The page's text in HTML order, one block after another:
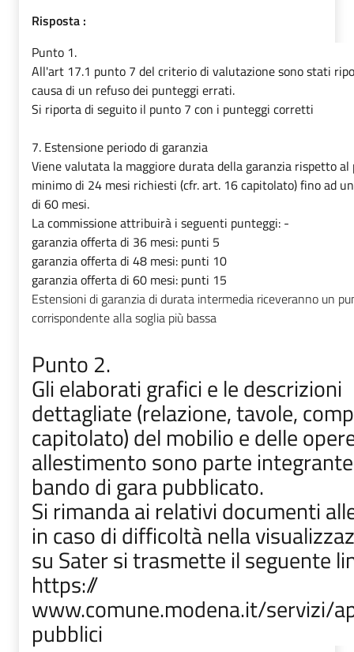
Risposta :
Punto 1.
All'art 17.1 punto 7 del criterio di valutazione sono stati
causa di un refuso dei punteggi errati.
Si riporta di seguito il punto 7 con i punteggi corretti
7. Estensione periodo di garanzia
Viene valutata la maggiore durata della garanzia rispetto al
minimo di 24 mesi richiesti (cfr. art. 16 capitolato) fino ad
di 60 mesi.
La commissione attribuirà i seguenti punteggi: -
garanzia offerta di 36 mesi: punti 5
garanzia offerta di 48 mesi: punti 10
garanzia offerta di 60 mesi: punti 15
Estensioni di garanzia di durata intermedia riceveranno un
corrispondente alla soglia più bassa
Punto 2.
Gli elaborati grafici e le descrizioni
dettagliate (relazione, tavole,
capitolato) del mobilio e delle
allestimento sono parte
bando di gara pubblicato.
Si rimanda ai relativi documenti
in caso di difficoltà nella
su Sater si trasmette il seguente
https://
www.comune.modena.it/servizi/
pubblici